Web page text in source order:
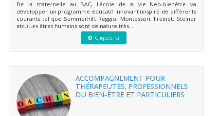
De la maternelle au BAC, l'école de la vie Neo-bienêtre va
développer un programme éducatif innovant (inspiré de différents
courants tel que Summerhill, Reggio, Montessori, Freinet, Steiner
etc.) Les êtres humains sont de nature très...
Cliquez ici
ACCOMPAGNEMENT POUR
THÉRAPEUTES, PROFESSIONNELS
DU BIEN-ÊTRE ET PARTICULIERS